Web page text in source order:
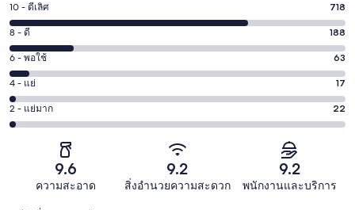
คะแนน
10
-
ดี
เลิศ
718
จาก
10 - ดีเลิศ 718
คะแนน
8
-
ดี
188
จาก
8 - ดี 188
คะแนน
6
-
พอใช้
63
6 - พอใช้ 63
คะแนน
4
-
1008
4 - แย่ 17
คะแนน
2
2 - แย่มาก 22
9.6
ความสะอาด
9.2
สิ่งอำนวยความสะดวก
9.2
พนักงานและบริการ